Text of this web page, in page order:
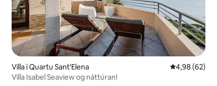
Villa í Quartu Sant'Elena 4,98 af 5 í
4,98 (62)
Villa Isabel Seaview og náttúran!